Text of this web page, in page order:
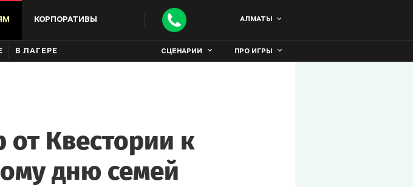
КОРПОРАТИВЫ АЛМАТЫ
В ЛАГЕРЕ СЦЕНАРИИ ПРО ИГРЫ
Квестории к
дню семей